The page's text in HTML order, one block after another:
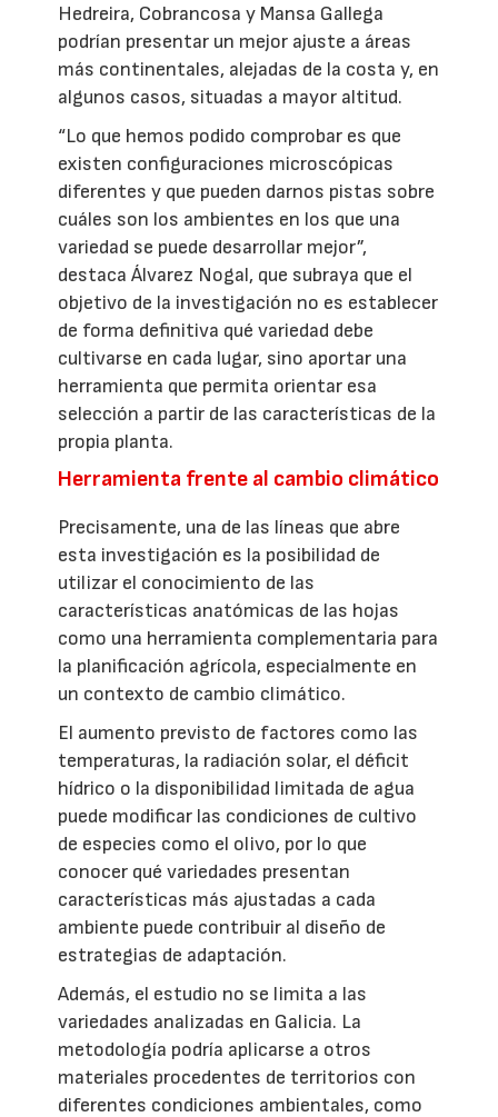
Hedreira, Cobrancosa y Mansa Gallega
podrían presentar un mejor ajuste a áreas
más continentales, alejadas de la costa y, en
algunos casos, situadas a mayor altitud.
“Lo que hemos podido comprobar es que
existen configuraciones microscópicas
diferentes y que pueden darnos pistas sobre
cuáles son los ambientes en los que una
variedad se puede desarrollar mejor”,
destaca Álvarez Nogal, que subraya que el
objetivo de la investigación no es establecer
de forma definitiva qué variedad debe
cultivarse en cada lugar, sino aportar una
herramienta que permita orientar esa
selección a partir de las características de la
propia planta.
Herramienta frente al cambio climático
Precisamente, una de las líneas que abre
esta investigación es la posibilidad de
utilizar el conocimiento de las
características anatómicas de las hojas
como una herramienta complementaria para
la planificación agrícola, especialmente en
un contexto de cambio climático.
El aumento previsto de factores como las
temperaturas, la radiación solar, el déficit
hídrico o la disponibilidad limitada de agua
puede modificar las condiciones de cultivo
de especies como el olivo, por lo que
conocer qué variedades presentan
características más ajustadas a cada
ambiente puede contribuir al diseño de
estrategias de adaptación.
Además, el estudio no se limita a las
variedades analizadas en Galicia. La
metodología podría aplicarse a otros
materiales procedentes de territorios con
diferentes condiciones ambientales, como